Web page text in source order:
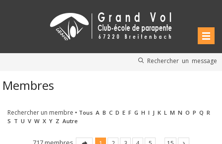
Rechercher un message
Membres
Rechercher un membre • Tous A B C D E F G H I J K L M N O P Q R
S T U V W X Y Z Autre